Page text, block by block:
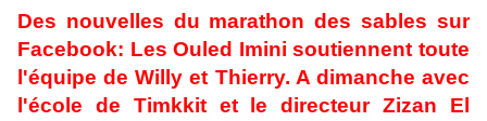
Des nouvelles du marathon des sables sur
Facebook: Les Ouled Imini soutiennent toute
l'équipe de Willy et Thierry. A dimanche avec
l'école de Timkkit et le directeur Zizan El